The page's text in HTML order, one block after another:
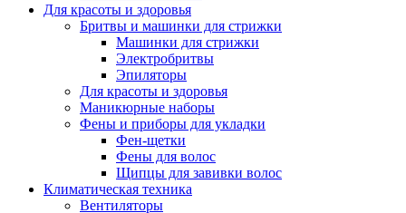
Для красоты и здоровья
Бритвы и машинки для стрижки
Машинки для стрижки
Электробритвы
Эпиляторы
Для красоты и здоровья
Маникюрные наборы
Фены и приборы для укладки
Фен-щетки
Фены для волос
Щипцы для завивки волос
Климатическая техника
Вентиляторы